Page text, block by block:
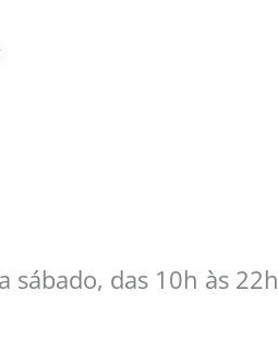
sábado, das 10h às